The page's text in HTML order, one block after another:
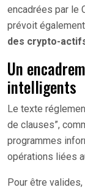
encadrées par le
prévoit également
des crypto-
Un
intelligents
Le texte
de clauses”,
programmes
opérations liées
Pour être